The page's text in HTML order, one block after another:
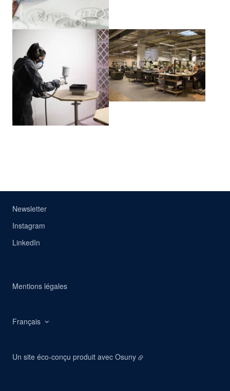
Agrandir
Newsletter
Instagram
LinkedIn
Mentions légales
Français
Un site éco-conçu produit avec Osuny